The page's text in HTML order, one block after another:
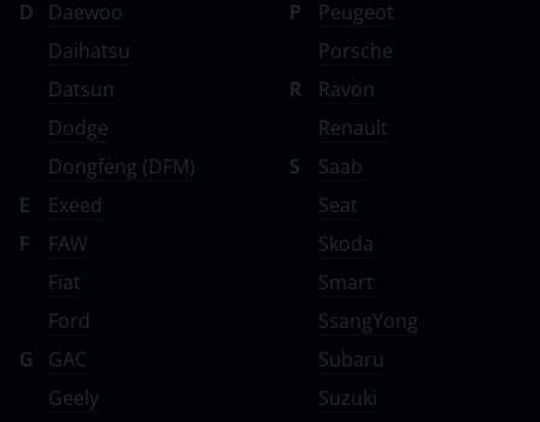
D
Daewoo
Daihatsu
Datsun
Dodge
Dongfeng (DFM)
E
Exeed
F
FAW
Fiat
Ford
G
GAC
Geely
P
Peugeot
Porsche
R
Ravon
Renault
S
Saab
Seat
Skoda
Smart
SsangYong
Subaru
Suzuki